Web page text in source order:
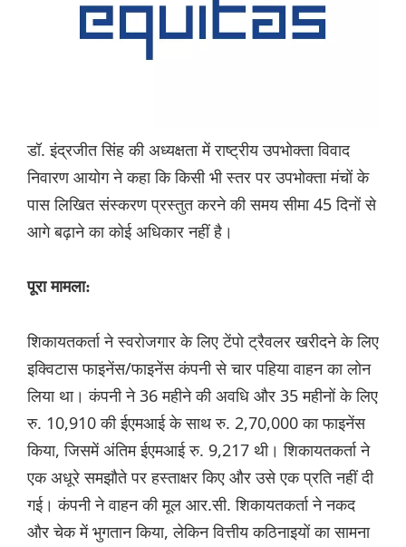
डॉ. इंद्रजीत सिंह की अध्यक्षता में राष्ट्रीय उपभोक्ता विवाद
निवारण आयोग ने कहा कि किसी भी स्तर पर उपभोक्ता मंचों के
पास लिखित संस्करण प्रस्तुत करने की समय सीमा 45 दिनों से
आगे बढ़ाने का कोई अधिकार नहीं है।
पूरा मामला:
शिकायतकर्ता ने स्वरोजगार के लिए टेंपो ट्रैवलर खरीदने के लिए
इक्विटास फाइनेंस/फाइनेंस कंपनी से चार पहिया वाहन का लोन
लिया था। कंपनी ने 36 महीने की अवधि और 35 महीनों के लिए
रु. 10,910 की ईएमआई के साथ रु. 2,70,000 का फाइनेंस
किया, जिसमें अंतिम ईएमआई रु. 9,217 थी। शिकायतकर्ता ने
एक अधूरे समझौते पर हस्ताक्षर किए और उसे एक प्रति नहीं दी
गई। कंपनी ने वाहन की मूल आर.सी. शिकायतकर्ता ने नकद
और चेक में भुगतान किया, लेकिन वित्तीय कठिनाइयों का सामना